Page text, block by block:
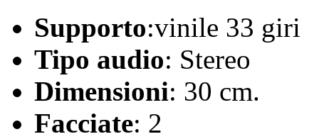
Supporto:vinile 33 giri
Tipo audio: Stereo
Dimensioni: 30 cm.
Facciate: 2